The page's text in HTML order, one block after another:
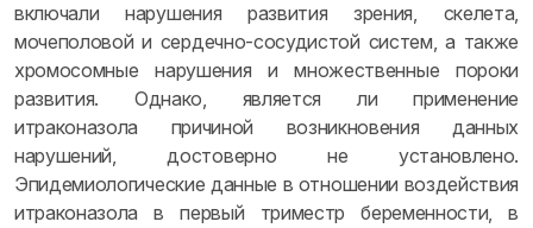
включали нарушения развития зрения, скелета,
мочеполовой и сердечно-сосудистой систем, а также
хромосомные нарушения и множественные пороки
развития. Однако, является ли применение
итраконазола причиной возникновения данных
нарушений, достоверно не установлено.
Эпидемиологические данные в отношении воздействия
итраконазола в первый триместр беременности, в